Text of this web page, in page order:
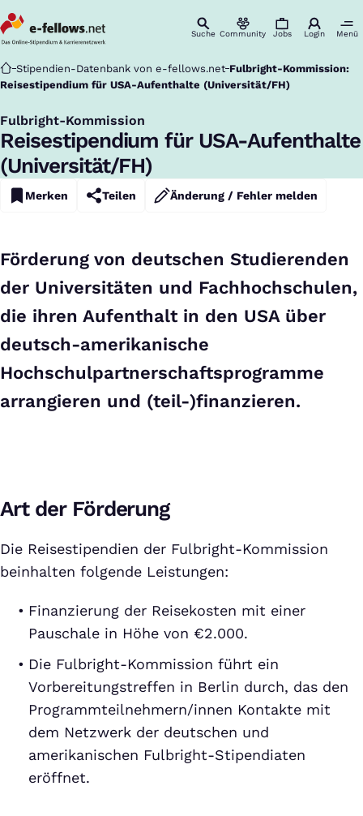
Suche Community Jobs Login Menü
Startseite
Stipendien-Datenbank von e-fellows.net Fulbright-Kommission:
Reisestipendium für USA-Aufenthalte (Universität/FH)
Fulbright-Kommission
:
Reisestipendium für USA-Aufenthalte
(Universität/FH)
Merken Teilen Änderung / Fehler melden
Förderung von deutschen Studierenden
der Universitäten und Fachhochschulen,
die ihren Aufenthalt in den USA über
deutsch-amerikanische
Hochschulpartnerschaftsprogramme
arrangieren und (teil-)finanzieren.
Art der Förderung
Die Reisestipendien der Fulbright-Kommission
beinhalten folgende Leistungen:
Finanzierung der Reisekosten mit einer
Pauschale in Höhe von €2.000.
Die Fulbright-Kommission führt ein
Vorbereitungstreffen in Berlin durch, das den
Programmteilnehmern/innen Kontakte mit
dem Netzwerk der deutschen und
amerikanischen Fulbright-Stipendiaten
eröffnet.